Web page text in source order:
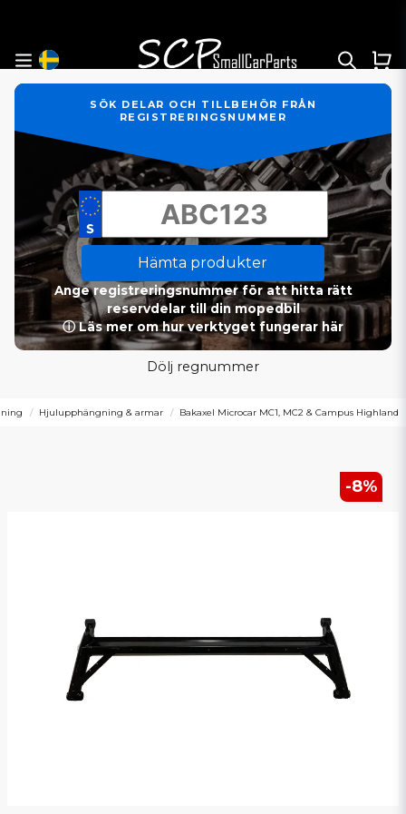
SÖK DELAR OCH TILLBEHÖR FRÅN
REGISTRERINGSNUMMER
Hämta produkter
Ange registreringsnummer för att hitta rätt
reservdelar till din mopedbil
ⓘ Läs mer om hur verktyget fungerar här
Dölj regnummer
Hjulupphängning & armar Bakaxel Microcar MC1, MC2 & Campus Highland
-8%